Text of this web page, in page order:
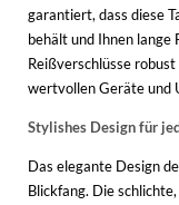
garantiert, dass diese
behält und Ihnen lange
Reißverschlüsse
wertvollen Geräte und
Stylishes Design für
Das elegante Design
Blickfang. Die